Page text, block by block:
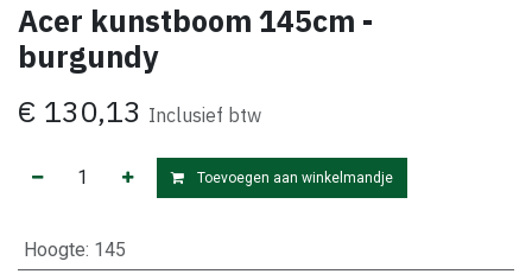
Acer kunstboom 145cm -
burgundy
€ 130,13 Inclusief btw
Toevoegen aan winkelmandje
Hoogte: 145